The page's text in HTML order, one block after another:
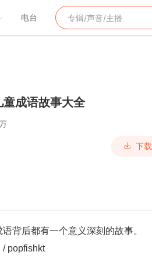
电台
童成语故事大全
下载
背后都有一个意义深刻的故事。
popfishkt